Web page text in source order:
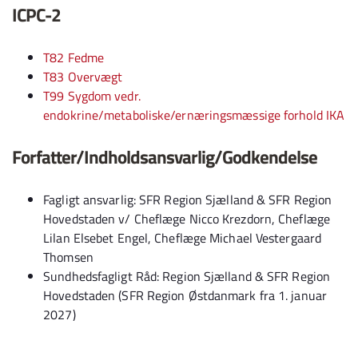
ICPC-2
T82 Fedme
T83 Overvægt
T99 Sygdom vedr.
endokrine/metaboliske/ernæringsmæssige forhold IKA
Forfatter/Indholdsansvarlig/Godkendelse
Fagligt ansvarlig: SFR Region Sjælland & SFR Region
Hovedstaden v/ Cheflæge Nicco Krezdorn, Cheflæge
Lilan Elsebet Engel, Cheflæge Michael Vestergaard
Thomsen
Sundhedsfagligt Råd: Region Sjælland & SFR Region
Hovedstaden (SFR Region Østdanmark fra 1. januar
2027)